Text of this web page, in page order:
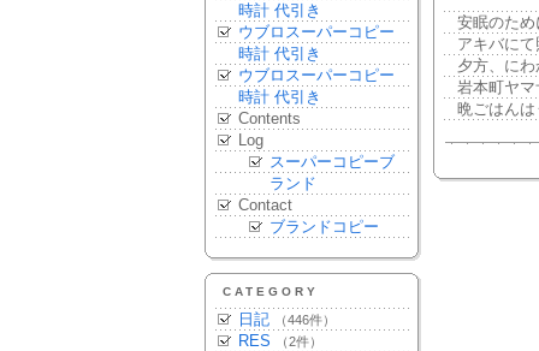
安眠のた
アキバに
夕方、に
岩本町ヤ
晩ごはん
時計 代引き
ウブロスーパーコピー
時計 代引き
ウブロスーパーコピー
時計 代引き
Contents
Log
スーパーコピーブ
ランド
Contact
ブランドコピー
CATEGORY
日記 （446件）
RES （2件）